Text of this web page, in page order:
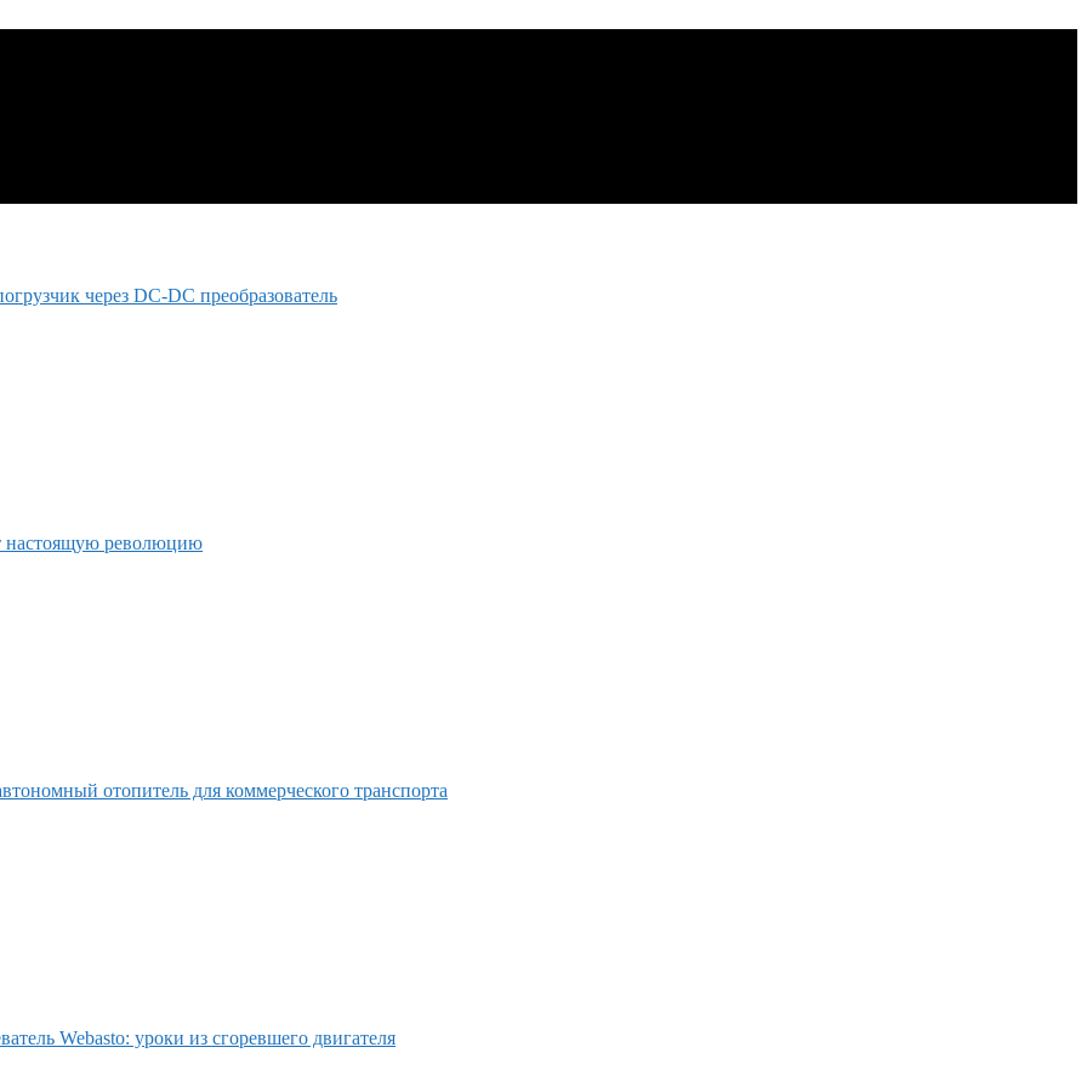
через DC-DC преобразователь
настоящую революцию
отопитель для коммерческого транспорта
Webasto: уроки из сгоревшего двигателя